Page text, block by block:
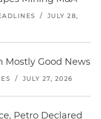
/
JULY 28,
Good News
/ JULY 27, 2026
Petro Declared